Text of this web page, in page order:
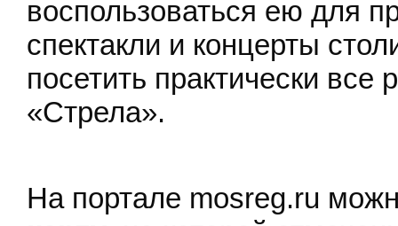
воспользоваться ею для
спектакли и концерты
посетить практически все
«Стрела».
На портале mosreg.ru